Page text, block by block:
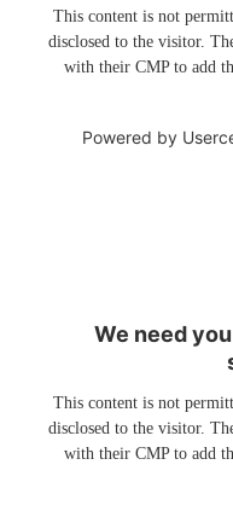
This content is not
disclosed to the visitor.
with their CMP to add
Powered by
We need
This content is not
disclosed to the visitor.
with their CMP to add